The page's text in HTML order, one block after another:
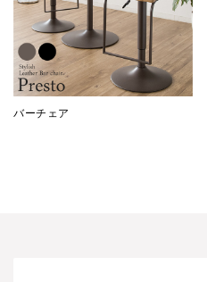
バーチェア